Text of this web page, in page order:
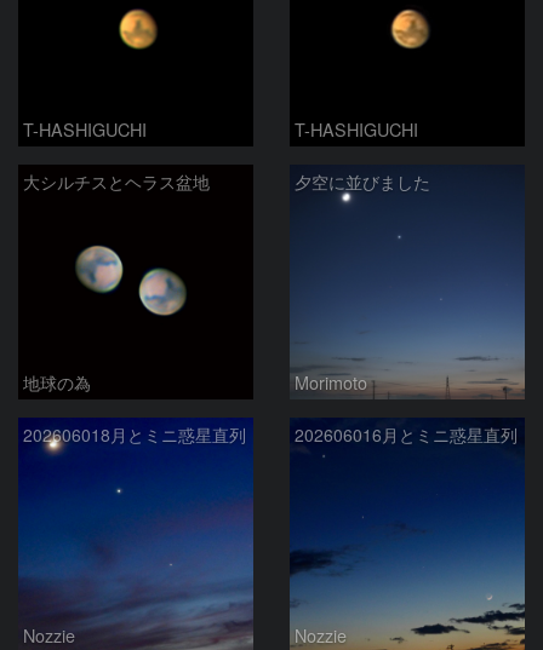
T-HASHIGUCHI T-HASHIGUCHI
大シルチスとヘラス盆地
地球の為
夕空に並びました
Morimoto
202606018月とミニ惑星直列
Nozzie
202606016月とミニ惑星直列
Nozzie